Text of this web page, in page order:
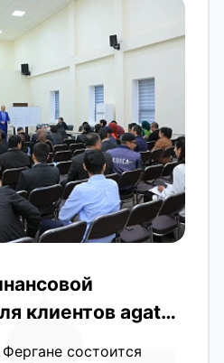
клиентов agat
состоится